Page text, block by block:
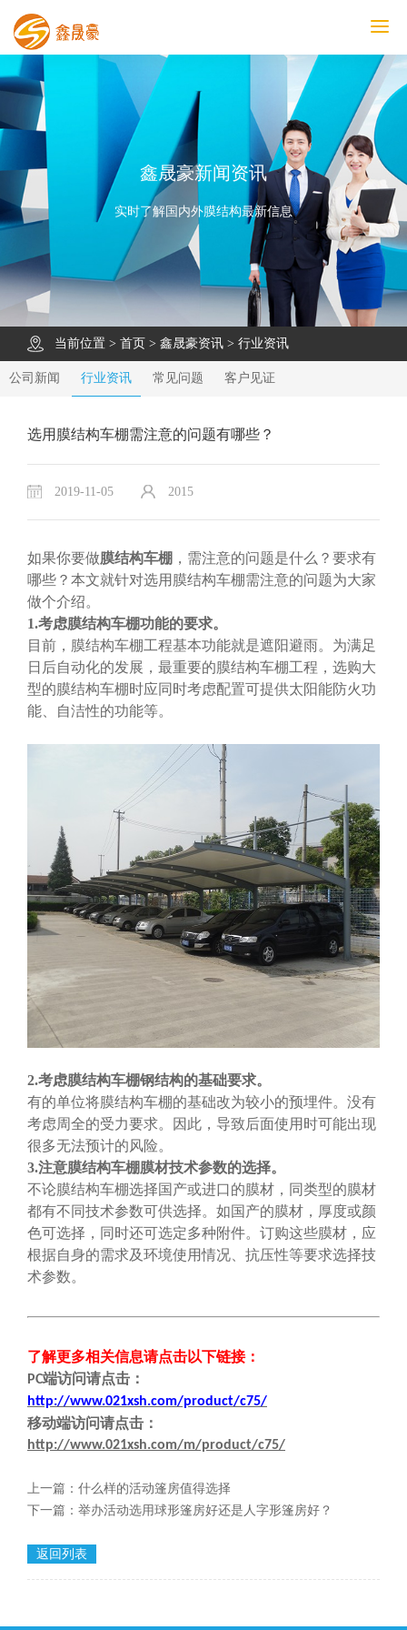
鑫晟豪首页
产品中心
工程案例
膜结构车棚
污水池反吊膜加盖
鑫晟豪资讯
关于鑫晟豪
联系鑫晟豪
鑫晟豪新闻资讯
实时了解国内外膜结构最新信息
当前位置 > 首页 > 鑫晟豪资讯 > 行业资讯
公司新闻 行业资讯 常见问题 客户见证
选用膜结构车棚需注意的问题有哪些？
2019-11-05 2015
如果你要做膜结构车棚 ，需注意的问题是什么？要求有
哪些？本文就针对选用膜结构车棚需注意的问题为大家
做个介绍。
1.考虑膜结构车棚功能的要求。
目前，膜结构车棚工程基本功能就是遮阳避雨。为满足
日后自动化的发展，最重要的膜结构车棚工程，选购大
型的膜结构车棚时应同时考虑配置可提供太阳能防火功
能、自洁性的功能等。
2.考虑膜结构车棚钢结构的基础要求。
有的单位将膜结构车棚的基础改为较小的预埋件。没有
考虑周全的受力要求。因此，导致后面使用时可能出现
很多无法预计的风险。
3.注意膜结构车棚膜材技术参数的选择。
不论膜结构车棚选择国产或进口的膜材，同类型的膜材
都有不同技术参数可供选择。如国产的膜材，厚度或颜
色可选择，同时还可选定多种附件。订购这些膜材，应
根据自身的需求及环境使用情况、抗压性等要求选择技
术参数。
了解更多相关信息请点击以下链接：
PC端访问请点击 ：
http://www.021xsh.com/product/c75/
移动端访问请点击 ：
http://www.021xsh.com/m/product/c75/
上一篇： 什么样的活动篷房值得选择
下一篇： 举办活动选用球形篷房好还是人字形篷房好？
返回列表